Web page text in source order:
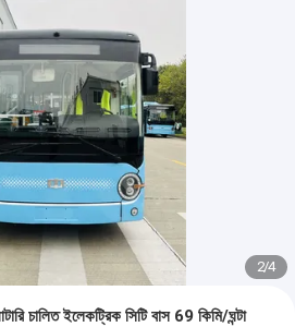
2/4
চালিত ইলেকট্রিক সিটি বাস 69 কিমি/ঘন্টা